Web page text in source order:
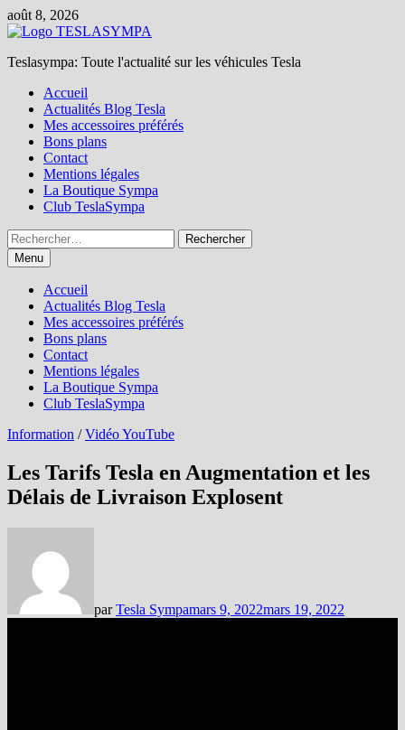
Passer
au
août 8, 2026
Teslasympa: Toute l'actualité sur les véhicules Tesla
Accueil
Actualités Blog Tesla
Mes accessoires préférés
Bons plans
Contact
Mentions légales
La Boutique Sympa
Club TeslaSympa
Rechercher :
Menu
Accueil
Actualités Blog Tesla
Mes accessoires préférés
Bons plans
Contact
Mentions légales
La Boutique Sympa
Club TeslaSympa
Information /Vidéo YouTube
Les Tarifs Tesla en Augmentation et les
Délais de Livraison Explosent
parTesla Sympamars 9, 2022mars 19, 2022